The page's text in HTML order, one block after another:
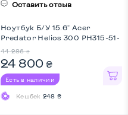
Оставить отзыв
Ноутбук Б/У 15.6" Acer
Predator Helios 300 PH315-51-
1 TB, nVidia GeForce GTX 1050
Ti, IPS, Ful
44 286 ₴
24 800 ₴
Есть в наличии
Кешбек 248 ₴